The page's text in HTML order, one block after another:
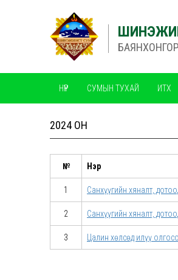
НҮҮР СУМЫН ТУХАЙ ИТХ
2024 ОН
№ Нэр
1 Санхүүгийн хяналт,
2 Санхүүгийн хяналт,
3 Цалин хөлсөд илүү